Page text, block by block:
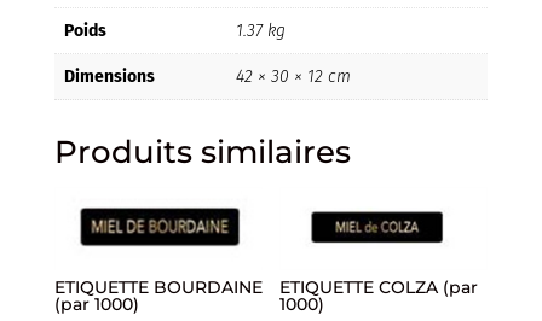
Poids 1.37 kg
Dimensions 42 × 30 × 12 cm
Produits similaires
ETIQUETTE BOURDAINE
(par 1000)
ETIQUETTE COLZA (par
1000)